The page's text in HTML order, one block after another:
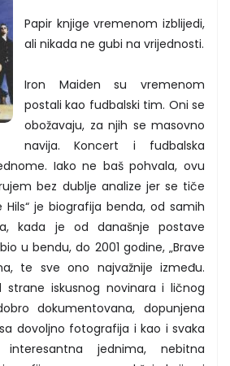
Papir knjige vremenom izblijedi,
ali nikada ne gubi na vrijednosti.
Iron Maiden su vremenom
postali kao fudbalski tim. Oni se
obožavaju, za njih se masovno
navija. Koncert i fudbalska
Iako ne baš pohvala, ovu
bez dublje analize jer se tiče
Hils“ je biografija benda, od samih
kada je od današnje postave
u bendu, do 2001 godine, „Brave
te sve ono najvažnije između.
strane iskusnog novinara i ličnog
dokumentovana, dopunjena
dovoljno fotografija i kao i svaka
jednima, nebitna